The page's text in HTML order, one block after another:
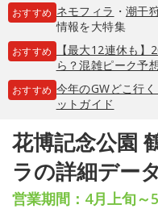
おすすめ ネモフィラ ・ 潮干
情報を大特集
おすすめ
【最大12連休も
ら？混雑ピーク予
おすすめ 今年のGWどこ行
ットガイド
花博記念公園
ラの詳細データ
営業期間：4月上旬～